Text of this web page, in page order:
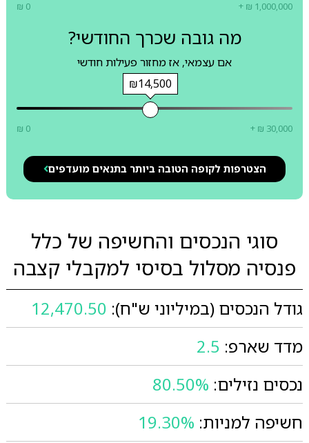
₪ 0 + ₪ 1,000,000
מה גובה שכרך החודשי?
אם עצמאי, אז מחזור פעילות חודשי
₪14,500
₪ 0 + ₪ 30,000
הצטרפות לקופה הטובה ביותר בתנאים מועדפים
סוגי הנכסים והחשיפה של כלל
פנסיה מסלול בסיסי למקבלי קצבה
גודל הנכסים (במיליוני ש"ח): 12,470.50
מדד שארפ: 2.5
נכסים נזילים: 80.50%
חשיפה למניות: 19.30%